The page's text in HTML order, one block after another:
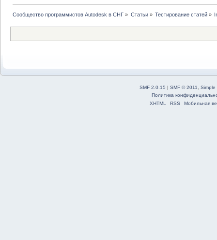
Сообщество программистов Autodesk в СНГ » Статьи» Тестирование статей»
SMF 2.0.15 | SMF © 2011
Simple
Политика
XHTML
RSS Мобильная